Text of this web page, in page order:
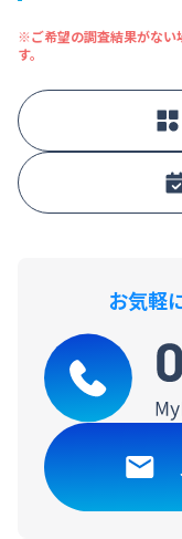
※ご希望の調査結果がない
す。
お気軽